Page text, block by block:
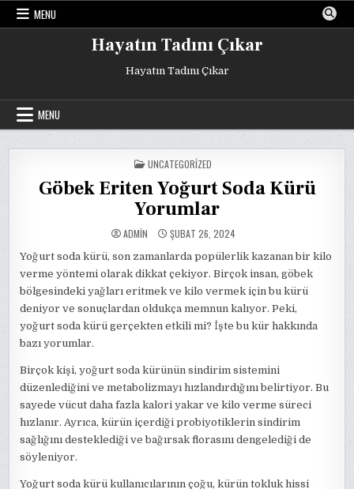
Skip
MENU
Hayatın Tadını Çıkar
Hayatın Tadını Çıkar
MENU
POSTED
IN
UNCATEGORIZED
Göbek Eriten Yoğurt Soda Kürü
Yorumlar
ADMIN ŞUBAT 26, 2024
Yoğurt soda kürü, son zamanlarda popülerlik kazanan bir kilo
verme yöntemi olarak dikkat çekiyor. Birçok insan, göbek
bölgesindeki yağları eritmek ve kilo vermek için bu kürü
deniyor ve sonuçlardan oldukça memnun kalıyor. Peki,
yoğurt soda kürü gerçekten etkili mi? İşte bu kür hakkında
bazı yorumlar.
Birçok kişi, yoğurt soda kürünün sindirim sistemini
düzenlediğini ve metabolizmayı hızlandırdığını belirtiyor. Bu
sayede vücut daha fazla kalori yakar ve kilo verme süreci
hızlanır. Ayrıca, kürün içerdiği probiyotiklerin sindirim
sağlığını desteklediği ve bağırsak florasını dengelediği de
söyleniyor.
Yoğurt soda kürü kullanıcılarının çoğu, kürün tokluk hissi